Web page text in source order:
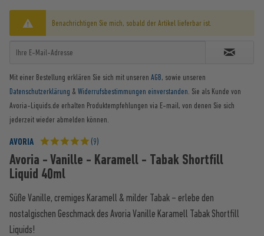
Benachrichtigen Sie mich, sobald der Artikel lieferbar ist.
Mit einer Bestellung erklären Sie sich mit unseren AGB, sowie unseren
Datenschutzerklärung & Widerrufsbestimmungen einverstanden . Sie als Kunde von
Avoria-Liquids.de erhalten Produktempfehlungen via E-mail, von denen Sie sich
jederzeit wieder abmelden können.
AVORIA (9)
Avoria - Vanille - Karamell - Tabak Shortfill
Liquid 40ml
Süße Vanille, cremiges Karamell & milder Tabak – erlebe den
nostalgischen Geschmack des Avoria Vanille Karamell Tabak Shortfill
Liquids!